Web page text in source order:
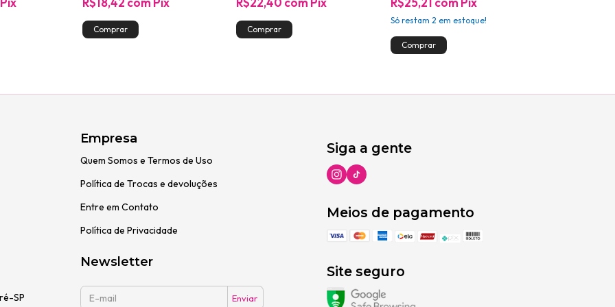
Só restam2 em estoque!
SP
Empresa
Quem Somos e Termos de Uso
Política de Trocas e devoluções
Entre em Contato
Política de Privacidade
Newsletter
Siga a gente
Meios de pagamento
Site seguro